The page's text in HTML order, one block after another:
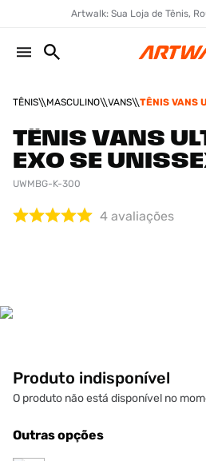
Artwalk: Sua Loja de Tênis,
TÊNIS MASCULINO VANS
TÊNIS VANS
TÊNIS VANS
EXO SE
UWMBG-K-300
4 avaliações
Produto indisponível
O produto não está disponível no
Outras opções